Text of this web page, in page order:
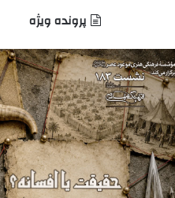
پرونده ویژه